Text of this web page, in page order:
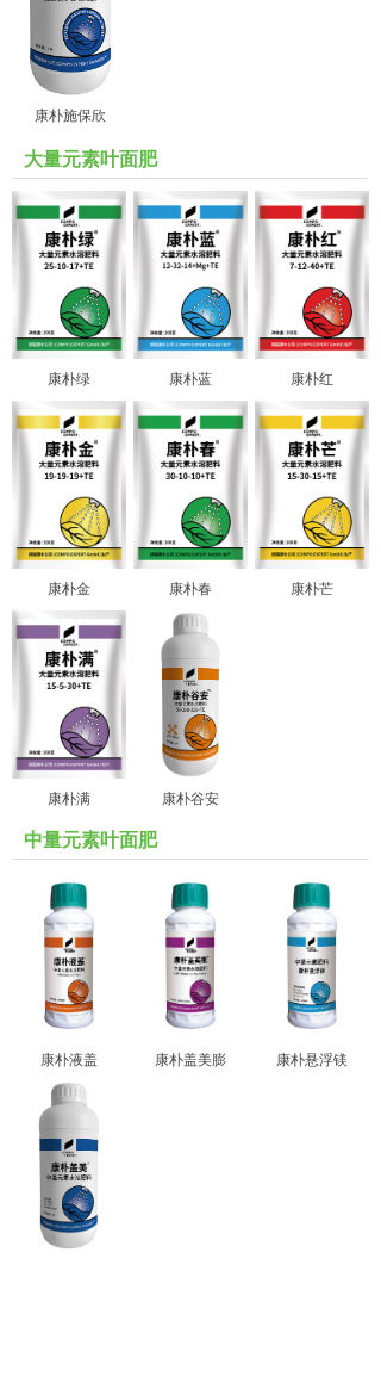
康朴施保欣
大量元素叶面肥
康朴绿 康朴蓝 康朴红
康朴金 康朴春 康朴芒
康朴满 康朴谷安
中量元素叶面肥
康朴液盖 康朴盖美膨 康朴悬浮镁